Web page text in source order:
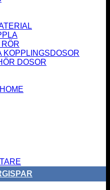
KOPPLINGSDOSOR
DOSOR